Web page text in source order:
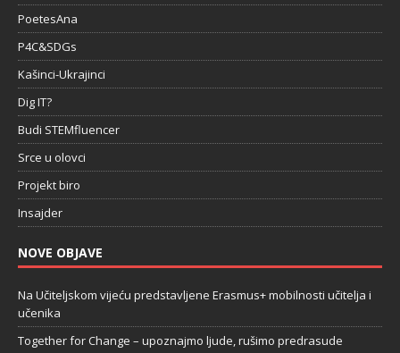
PoetesAna
P4C&SDGs
Kašinci-Ukrajinci
Dig IT?
Budi STEMfluencer
Srce u olovci
Projekt biro
Insajder
NOVE OBJAVE
Na Učiteljskom vijeću predstavljene Erasmus+ mobilnosti učitelja i
učenika
Together for Change – upoznajmo ljude, rušimo predrasude